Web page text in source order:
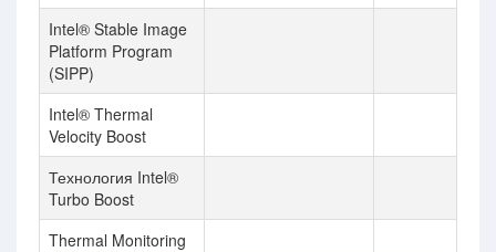
Intel® Stable Image
Platform Program
(SIPP)
Intel® Thermal
Velocity Boost
Технология Intel®
Turbo Boost
Thermal Monitoring